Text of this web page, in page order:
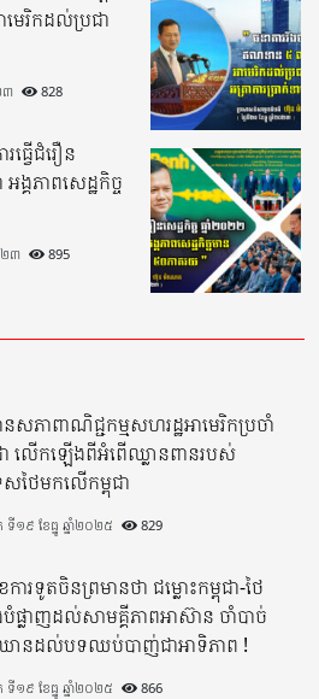
េរិកដល់ប្រជា
៣​ 828
ធ្វើជំរឿន
ង្គភាពសេដ្ឋកិច្ច
២៣​ 895
នសភាពាណិជ្ជកម្មសហរដ្ឋអាមេរិកប្រចាំ
ា លើកឡើងពីអំពើឈ្លានពានរបស់
សថៃមកលើកម្ពុជា
ទី១៩ ខែធ្នូ ឆ្នាំ២០២៥ 829
ការទូតចិនព្រមានថា ជម្លោះកម្ពុជា-ថៃ
ផ្លាញដល់សាមគ្គីភាពអាស៊ាន ចាំបាច់
ានដល់បទឈប់បាញ់ជាអាទិភាព !
ទី១៩ ខែធ្នូ ឆ្នាំ២០២៥ 866